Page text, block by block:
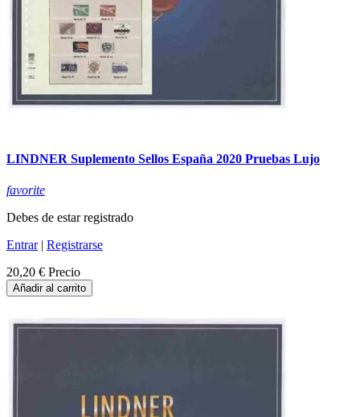
LINDNER Suplemento Sellos España 2020 Pruebas Lujo
favorite
Debes de estar registrado
Entrar| Registrarse
20,20 € Precio
Añadir al carrito